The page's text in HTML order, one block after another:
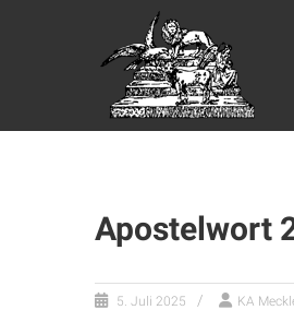
WEBSITE DES
JESU CHRISTI
KÖR
Apostelwort
5. Juli 2025 KA